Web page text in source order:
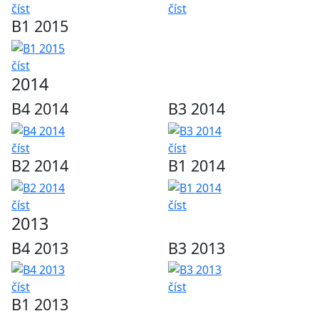
číst číst
B1 2015
číst
2014
B4 2014
číst
B3 2014
číst
B2 2014
číst
B1 2014
číst
2013
B4 2013
číst
B3 2013
číst
B1 2013